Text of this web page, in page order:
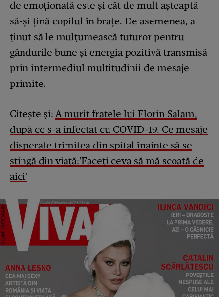
de emoționată este și cât de mult așteaptă
să-și țină copilul în brațe. De asemenea, a
ținut să le mulțumească tuturor pentru
gândurile bune și energia pozitivă transmisă
prin intermediul multitudinii de mesaje
primite.
Citește și: A murit fratele lui Florin Salam,
după ce s-a infectat cu COVID-19. Ce mesaje
disperate trimitea din spital înainte să se
stingă din viață:'Faceți ceva să mă scoată de
aici'